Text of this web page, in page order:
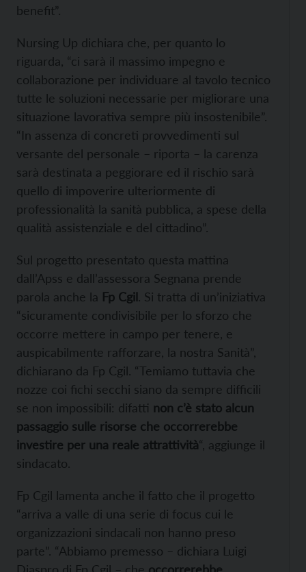
benefit”.
Nursing Up dichiara che, per quanto lo
riguarda, “ci sarà il massimo impegno e
collaborazione per individuare al tavolo tecnico
tutte le soluzioni necessarie per migliorare una
situazione lavorativa sempre più insostenibile”.
“In assenza di concreti provvedimenti sul
versante del personale – riporta – la carenza
sarà destinata a peggiorare ed il rischio sarà
quello di impoverire ulteriormente di
professionalità la sanità pubblica, a spese della
qualità assistenziale e del cittadino”.
Sul progetto presentato questa mattina
dall’Apss e dall’assessora Segnana prende
parola anche la Fp Cgil. Si tratta di un’iniziativa
“sicuramente condivisibile per lo sforzo che
occorre mettere in campo per tenere, e
auspicabilmente rafforzare, la nostra Sanità”,
dichiarano da Fp Cgil. “Temiamo tuttavia che
nozze coi fichi secchi siano da sempre difficili
se non impossibili: difatti non c’è stato alcun
passaggio sulle risorse che occorrerebbe
investire per una reale attrattività“, aggiunge il
sindacato.
Fp Cgil lamenta anche il fatto che il progetto
“arriva a valle di una serie di focus cui le
organizzazioni sindacali non hanno preso
parte”. “Abbiamo premesso – dichiara Luigi